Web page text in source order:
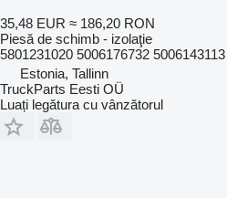
35,48 EUR ≈ 186,20 RON
Piesă de schimb - izolaţie
5801231020 5006176732 5006143113
Estonia, Tallinn
TruckParts Eesti OÜ
Luați legătura cu vânzătorul